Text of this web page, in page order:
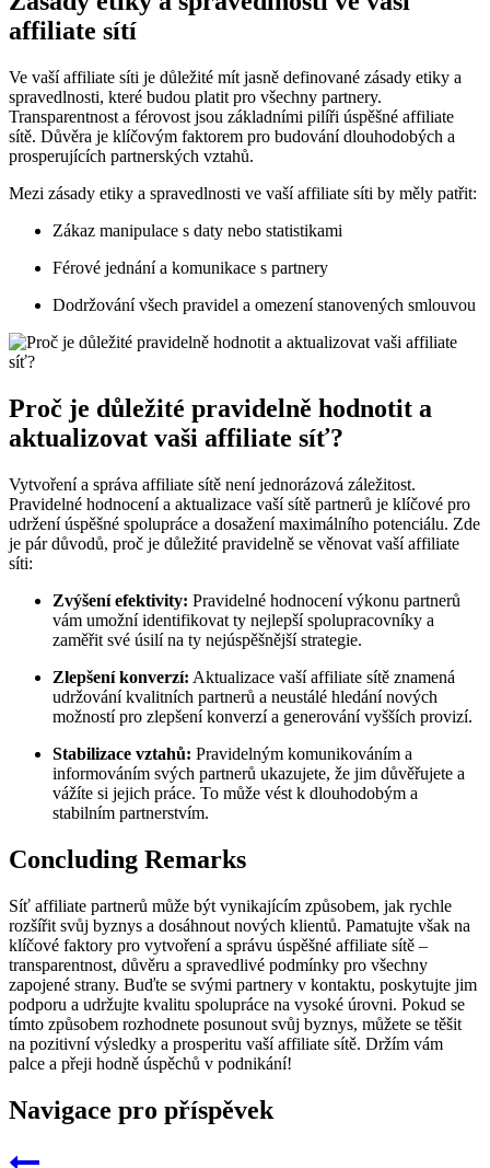
affiliate sítí
Ve vaší affiliate síti je důležité mít jasně definované zásady etiky a
spravedlnosti, které budou platit pro všechny partnery.
Transparentnost a férovost jsou základními pilíři úspěšné affiliate
sítě. Důvěra je klíčovým faktorem pro budování dlouhodobých a
prosperujících partnerských vztahů.
Mezi zásady etiky a spravedlnosti ve vaší affiliate síti by měly patřit:
Zákaz manipulace s daty nebo statistikami
Férové jednání a komunikace s partnery
Dodržování všech pravidel a omezení stanovených smlouvou
Proč je důležité pravidelně hodnotit a
aktualizovat vaši affiliate síť?
Vytvoření a správa affiliate sítě není jednorázová záležitost.
Pravidelné hodnocení a aktualizace vaší sítě partnerů je klíčové pro
udržení úspěšné spolupráce a dosažení maximálního potenciálu. Zde
je pár důvodů, proč je důležité pravidelně se věnovat vaší affiliate
síti:
Zvýšení efektivity: Pravidelné hodnocení výkonu partnerů
vám umožní identifikovat ty nejlepší spolupracovníky a
zaměřit své úsilí na ty nejúspěšnější strategie.
Zlepšení konverzí: Aktualizace vaší affiliate sítě znamená
udržování kvalitních partnerů a neustálé hledání nových
možností pro zlepšení konverzí a generování vyšších provizí.
Stabilizace vztahů: Pravidelným komunikováním a
informováním svých partnerů ukazujete, že jim důvěřujete a
vážíte si jejich práce. To může vést k dlouhodobým a
stabilním partnerstvím.
Concluding Remarks
Síť affiliate partnerů může být vynikajícím způsobem, jak rychle
rozšířit svůj byznys a dosáhnout nových klientů. Pamatujte však na
klíčové faktory pro vytvoření a správu úspěšné affiliate sítě –
transparentnost, důvěru a spravedlivé podmínky pro všechny
zapojené strany. Buďte se svými partnery v kontaktu, poskytujte jim
podporu a udržujte kvalitu spolupráce na vysoké úrovni. Pokud se
tímto způsobem rozhodnete posunout svůj byznys, můžete se těšit
na pozitivní výsledky a prosperitu vaší affiliate sítě. Držím vám
palce a přeji hodně úspěchů v podnikání!
Navigace pro příspěvek